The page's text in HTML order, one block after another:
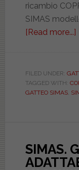
ricambio
SIMAS
[Read more...]
FILED UNDER:
TAGGED WITH:
GATTEO SIMAS,
SIMAS.